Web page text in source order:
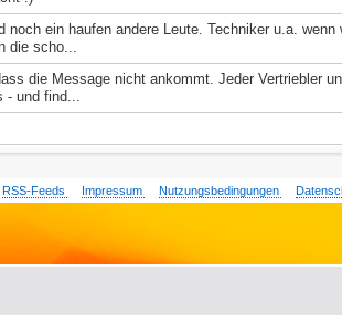
noch ein haufen andere Leute. Techniker u.a. wenn
die scho...
die Message nicht ankommt. Jeder Vertriebler
- und find...
RSS-Feeds Impressum Nutzungsbedingungen